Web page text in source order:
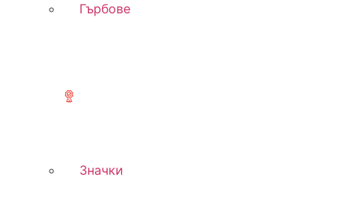
Гърбове
Значки